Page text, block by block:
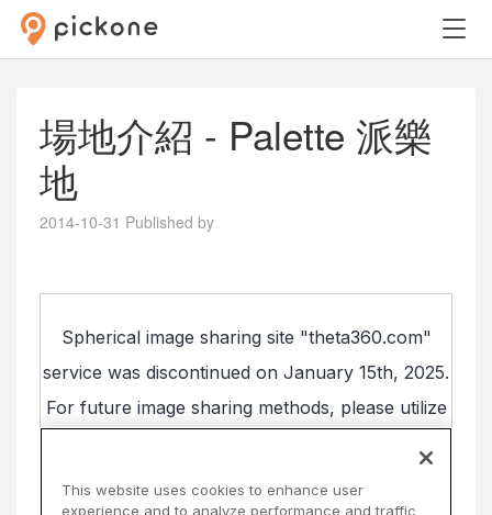
場地介紹 - Palette 派樂
地
2014-10-31 Published by